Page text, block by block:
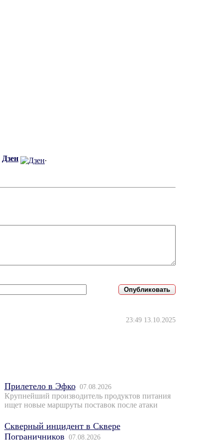
Дзен .
23:49 13.10.2025
Прилетело в Эфко 07.08.2026
Крупнейший производитель продуктов питания
ищет новые маршруты поставок после атаки
Скверный инцидент в Сквере
Пограничников 07.08.2026